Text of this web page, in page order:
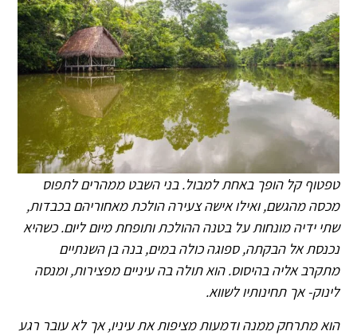
טפטוף קל הופך באחת למבול. בני השבט ממהרים לתפוס
מכסה מהגשם, ואילו אישה צעירה הולכת מאחוריהם בכבדות,
שתי ידיה מונחות על בטנה ההולכת ותופחת מיום ליום. כשהיא
נכנסת אל הבקתה, ספוגה כולה במים, בנה בן השנתיים
מתקרב אליה בהיסוס. הוא תולה בה עיניים מפצירות, ומנסה
לינוק- אך תחינותיו לשווא.
הוא מתרחק ממנה ודמעות מציפות את עיניו, אך לא עובר רגע